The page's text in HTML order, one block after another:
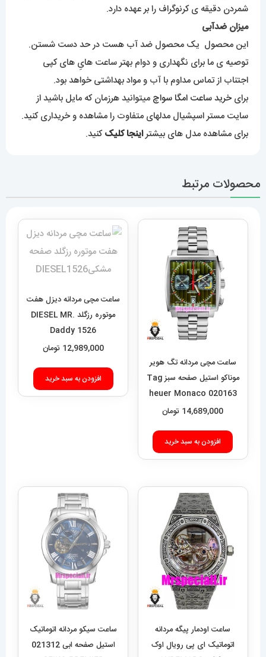
شمردن دقیقه ی کرنوگراف را بر عهده دارد.
میزان ضدآبی
این محصول یک محصول ضد آب هست در حد دست شستن.
توصیه ی ما برای نگهداری و دوام بهتر ساعت هایِ های کپی
اجتناب از تماس مداوم با آب و مواد بهداشتی خواهد بود.
برای خرید ساعت امگا سواچ میتوانید هرزمان که مایل باشید از
سایت مستر اسپشیال مدلهای متفاوت را مشاهده و خریداری کنید.
برای مشاهده مدل های بیشتراینجا کلیککنید.
محصولات مرتبط
ساعت مچی مردانه تگ هویر
موناکو استیل صفحه سبز Tag
heuer Monaco 020163
14,689,000 تومان
افزودن به سبد خرید
ساعت مچی مردانه دیزل هفت
موتوره رزگلد DIESEL MR.
Daddy 1526
12,989,000 تومان
افزودن به سبد خرید
ساعت اودمار پیگه مردانه
اتوماتیک ای پی رویال اوک
ساعت سیکو مردانه اتوماتیک
استیل صفحه ابی 021312